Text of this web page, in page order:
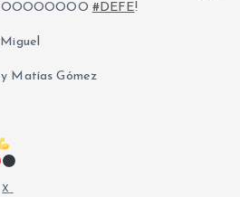
#DEFE!
Matías Gómez
X